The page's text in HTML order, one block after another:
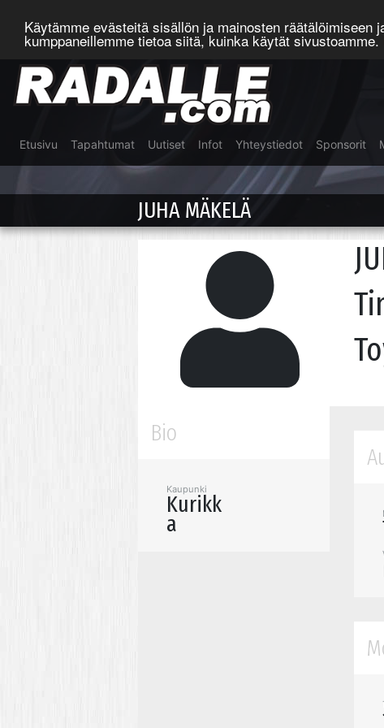
Käytämme evästeitä sisällön ja mainosten
kumppaneillemme tietoa siitä, kuinka käytät sivustoamme.
Etusivu Tapahtumat Uutiset Infot Yhteystiedot Sponsorit
JUHA MÄKELÄ
Bio
Kaupunki
Kurikk
a